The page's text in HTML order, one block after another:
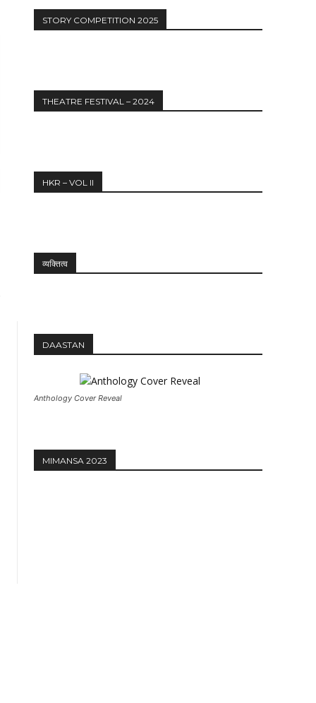
Website:
STORY COMPETITION 2025
THEATRE FESTIVAL – 2024
HKR – VOL II
व्यक्तित्व
DAASTAN
Anthology Cover Reveal
MIMANSA 2023